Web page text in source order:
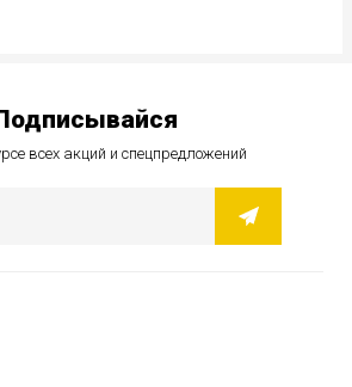
всех акций и спецпредложений